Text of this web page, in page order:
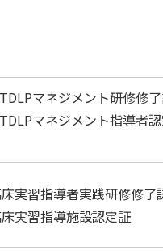
マネジメント研修修
マネジメント指導者
床実習指導者実践研修修了
床実習指導施設認定証